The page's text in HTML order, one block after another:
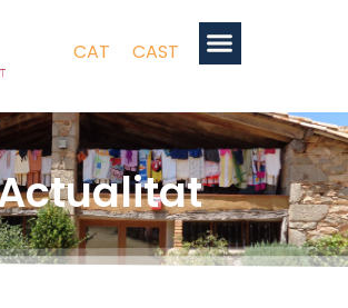
CAT CAST